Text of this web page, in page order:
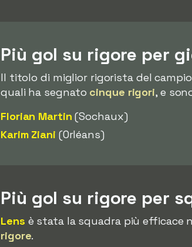
Più gol su rigore per
Il titolo di miglior rigorista del
quali ha segnato cinque rigori, e
Florian Martin (Sochaux)
Karim Ziani (Orléans)
Più gol su rigore per
Lens è stata la squadra più efficace
rigore.